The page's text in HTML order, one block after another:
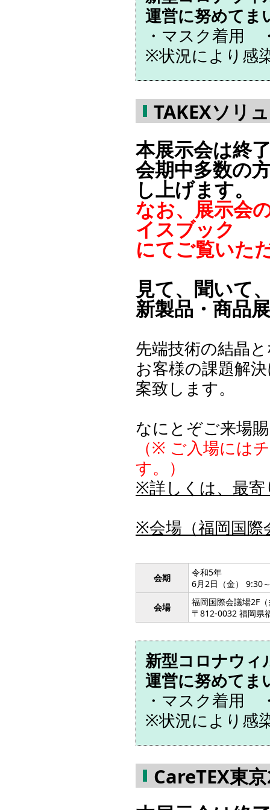
運営に努めてま
・マスク着用
※状況により感
TAKEXソリ
本展示会は終
会期中多数の
し上げます。
なお、展示会
イスブック
にてご覧いた
見て、聞いて
新製品・商品
先端技術の結晶
お客様の課題解
案致します。
なにとぞご来場
（※ ご入場には
す。）
※詳しくは、最
※会場（福岡国際
会期
令和5年
6月2日（金） 9:30
会場
福岡国際会議場2F
〒812-0032 福岡県
新型コロナウィ
運営に努めてま
・マスク着用
※状況により感
CareTEX東